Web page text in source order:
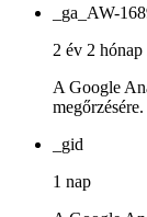
_ga_AW-
2 év 2 hónap
A Google
megőrzésére.
_gid
1 nap